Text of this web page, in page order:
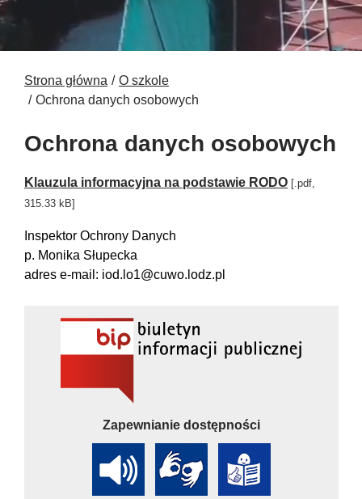
Strona główna
O szkole
Ochrona danych osobowych
Ochrona danych osobowych
Klauzula informacyjna na podstawie RODO [.pdf,
315.33 kB]
Inspektor Ochrony Danych
p. Monika Słupecka
adres e-mail: iod.lo1@cuwo.lodz.pl
Zapewnianie dostępności